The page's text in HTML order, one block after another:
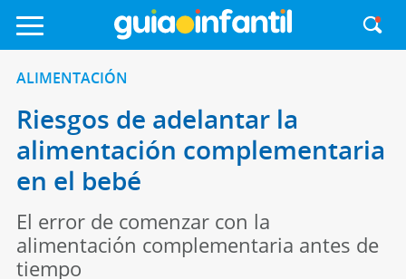
ALIMENTACIÓN
Riesgos de adelantar la
alimentación complementaria
en el bebé
El error de comenzar con la
alimentación complementaria antes de
tiempo